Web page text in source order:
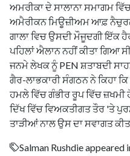
ਅਮਰੀਕਾ ਦੇ ਸਾਲਾਨਾ ਸਮਾਗਮ
ਅਮੈਰੀਕਨ ਮਿਊਜ਼ੀਅਮ ਆਫ਼ ਨੈਚੁਰਲ
ਗਾਲਾ ਵਿਚ ਉਸਦੀ ਮੌਜੂਦਗੀ ਇੱਕ
ਪਹਿਲਾਂ ਐਲਾਨ ਨਹੀਂ ਕੀਤਾ ਗਿਆ
ਜਨਮੇ ਲੇਖਕ ਨੂੰ PEN ਸ਼ਤਾਬਦੀ
ਗੈਰ-ਲਾਭਕਾਰੀ ਸੰਗਠਨ ਨੇ ਕਿਹਾ
ਹਮਲੇ ਵਿੱਚ ਗੰਭੀਰ ਰੂਪ ਵਿੱਚ
ਦਿੱਖ ਵਿੱਚ ਵਿਅਕਤੀਗਤ ਤੌਰ 'ਤੇ
ਤਾੜੀਆਂ ਨਾਲ ਉਸ ਦਾ ਸਵਾਗਤ
Salman Rushdie